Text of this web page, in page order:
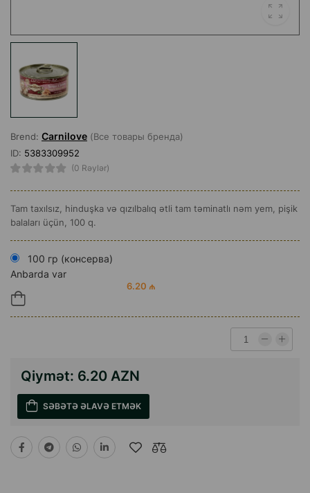
Brend: Carnilove (Все товары бренда)
ID: 5383309952
(0 Rəylər)
Tam taxılsız, hinduşka və qızılbalıq ətli tam təminatlı nəm yem, pişik
balaları üçün, 100 q.
100 гр (консерва)
Anbarda var
6.20 ₼
Qiymət: 6.20 AZN
SƏBƏTƏ ƏLAVƏ ETMƏK